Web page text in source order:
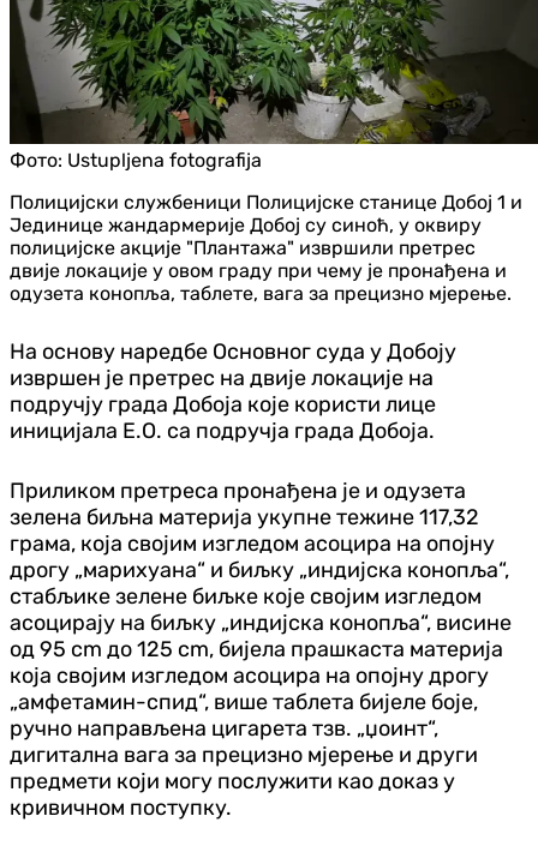
Фото: Ustupljena fotografija
Полицијски службеници Полицијске станице Добој 1 и
Јединице жандармерије Добој су синоћ, у оквиру
полицијске акције "Плантажа" извршили претрес
двије локације у овом граду при чему је пронађена и
одузета конопља, таблете, вага за прецизно мјерење.
На основу наредбе Основног суда у Добоју
извршен је претрес на двије локације на
подручју града Добоја које користи лице
иницијала Е.О. са подручја града Добоја.
Приликом претреса пронађена је и одузета
зелена биљна материја укупне тежине 117,32
грама, која својим изгледом асоцира на опојну
дрогу „марихуана“ и биљку „индијска конопља“,
стабљике зелене биљке које својим изгледом
асоцирају на биљку „индијска конопља“, висине
од 95 cm до 125 cm, бијела прашкаста материја
која својим изгледом асоцира на опојну дрогу
„амфетамин-спид“, више таблета бијеле боје,
ручно направљена цигарета тзв. „џоинт“,
дигитална вага за прецизно мјерење и други
предмети који могу послужити као доказ у
кривичном поступку.